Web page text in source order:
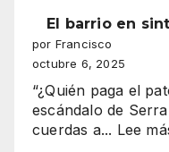
presupuesto
de
Benidorm
DE
MOROS
Y
ILUMINA
BENIDORM
El barrio en
por Francisco
octubre 6, 2025
“¿Quién paga el
escándalo de
cuerdas a... Lee